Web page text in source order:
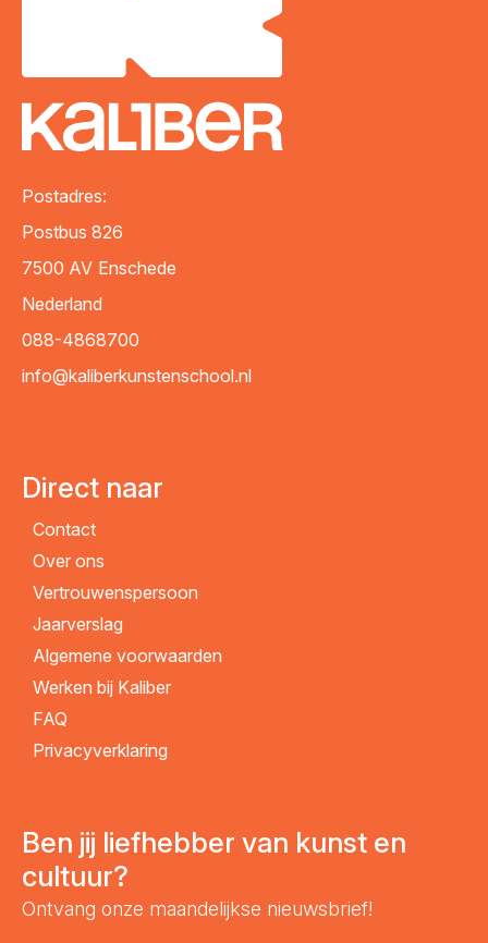
Telefoonnummer
Woonplaats*
Bericht
VERZENDEN
Postadres:
Postbus 826
7500 AV Enschede
Nederland
088-4868700
info@kaliberkunstenschool.nl
Direct naar
Contact
Over ons
Vertrouwenspersoon
Jaarverslag
Algemene voorwaarden
Werken bij Kaliber
FAQ
Privacyverklaring
Ben jij liefhebber van kunst en
cultuur?
Ontvang onze maandelijkse nieuwsbrief!